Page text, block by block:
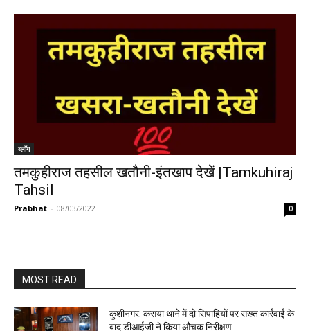
ब्लॉग
तमकुहीराज तहसील खतौनी-इंतखाप देखें |Tamkuhiraj
Tahsil
Prabhat - 08/03/2022 0
MOST READ
कुशीनगर: कसया थाने में दो सिपाहियों पर सख्त कार्रवाई के
बाद डीआईजी ने किया औचक निरीक्षण